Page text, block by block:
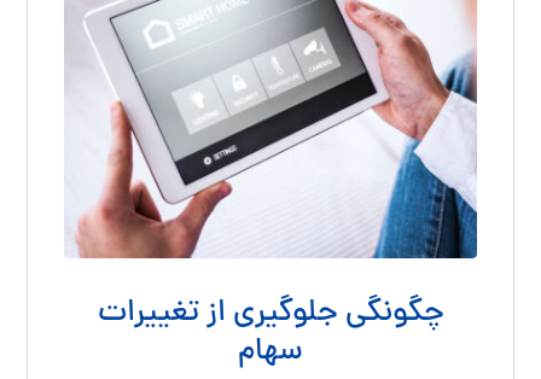
چگونگی جلوگیری از تغییرات
سهام